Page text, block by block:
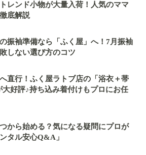
レンド小物が大量入荷！人気のママ
底解説
振袖準備なら「ふく屋」へ！7月振袖
しない選び方のコツ
直行！ふく屋ラトブ店の「浴衣＋帯
大好評♪持ち込み着付けもプロにお任
から始める？気になる疑問にプロが
タル安心Q&A」